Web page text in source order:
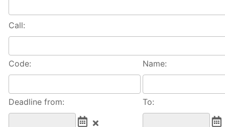
Call:
Code: Name:
Deadline from: To: